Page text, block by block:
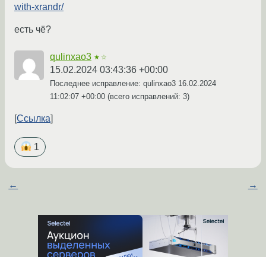
with-xrandr/
есть чё?
qulinxao3 ★☆
15.02.2024 03:43:36 +00:00
Последнее исправление: qulinxao3 16.02.2024
11:02:07 +00:00 (всего исправлений: 3)
Ссылка
1
← →